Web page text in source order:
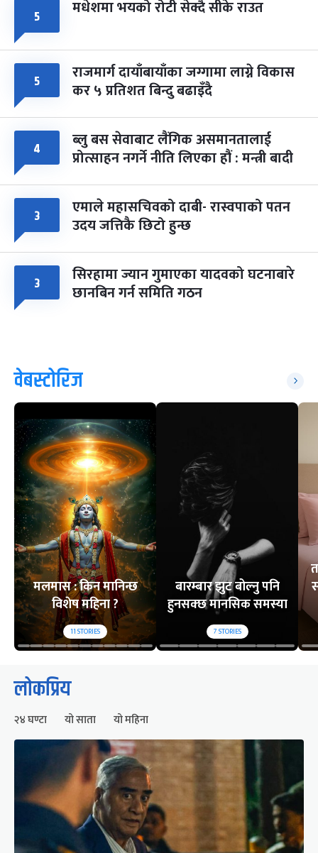
५ मधेशमा भयको रोटी सेक्दै सीके राउत
५ राजमार्ग दायाँबायाँका जग्गामा लाग्ने विकास
कर ५ प्रतिशत बिन्दु बढाइँदै
४ ब्लु बस सेवाबाट लैंगिक असमानतालाई
प्रोत्साहन नगर्ने नीति लिएका हौं : मन्त्री बादी
३ एमाले महासचिवको दाबी- रास्वपाको पतन
उदय जत्तिकै छिटो हुन्छ
३ सिरहामा ज्यान गुमाएका यादवको घटनाबारे
छानबिन गर्न समिति गठन
वेबस्टोरिज
मलमास : किन मानिन्छ
विशेष महिना ?
11STORIES
बारम्बार झुट बोल्नु पनि
हुनसक्छ मानसिक समस्या
7STORIES
लोकप्रिय
२४ घण्टा यो साता यो महिना